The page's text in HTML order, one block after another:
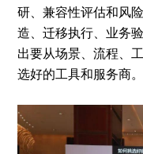
研、兼容性评估和风
造、迁移执行、业务
出要从场景、流程、
选好的工具和服务商。